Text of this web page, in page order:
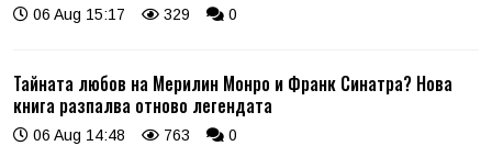
06 Aug 15:17 329 0
Тайната любов на Мерилин Монро и Франк Синатра? Нова
книга разпалва отново легендата
06 Aug 14:48 763 0